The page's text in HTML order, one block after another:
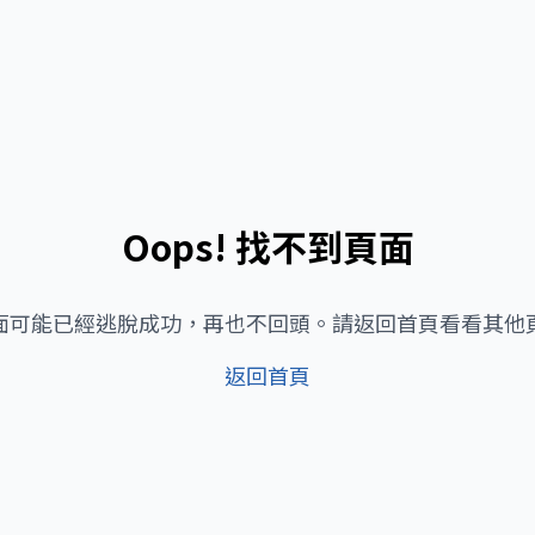
Oops! 找不到頁面
可能已經逃脫成功，再也不回頭。請返回首頁看看其他
返回首頁